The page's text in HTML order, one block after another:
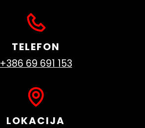
TELEFON
+386 69 691 153
LOKACIJA